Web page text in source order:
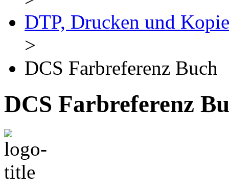
DTP, Drucken und
>
DCS Farbreferenz Buch
DCS Farbreferenz